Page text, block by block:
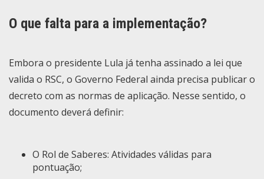
O que falta para a implementação?
Embora o presidente Lula já tenha assinado a lei que
valida o RSC, o Governo Federal ainda precisa publicar o
decreto com as normas de aplicação. Nesse sentido, o
documento deverá definir:
O Rol de Saberes: Atividades válidas para
pontuação;